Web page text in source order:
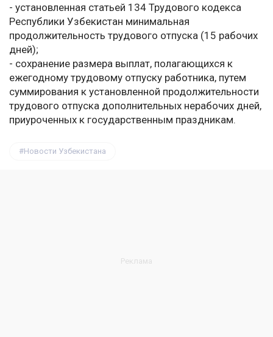
- установленная статьей 134 Трудового кодекса
Республики Узбекистан минимальная
продолжительность трудового отпуска (15 рабочих
дней);
- сохранение размера выплат, полагающихся к
ежегодному трудовому отпуску работника, путем
суммирования к установленной продолжительности
трудового отпуска дополнительных нерабочих дней,
приуроченных к государственным праздникам.
Новости Узбекистана